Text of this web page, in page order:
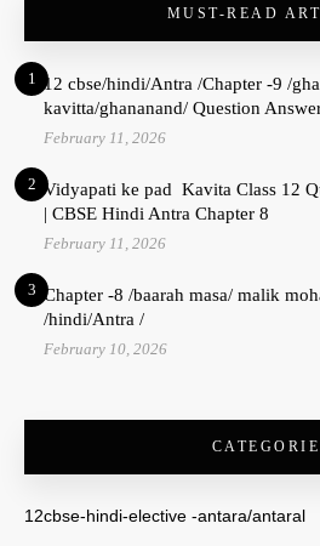
MUST-READ
1
12 cbse/hindi/Antra /Chapter -9 /
kavitta/ghananand/ Question
February 11, 2026
2 Vidyapati ke pad Kavita Class 12
| CBSE Hindi Antra Chapter 8
February 11, 2026
3 Chapter -8 /baarah masa/ malik
/hindi/Antra /
February 10, 2026
12cbse-hindi-elective -antara/antaral